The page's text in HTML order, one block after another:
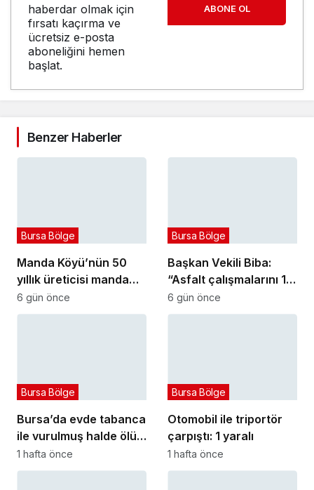
haberdar olmak için
fırsatı kaçırma ve
ücretsiz e-posta
aboneliğini hemen
başlat.
ABONE OL
Benzer Haberler
Manda Köyü’nün 50
yıllık üreticisi manda
sucuğu ve yoğurduyla
fark oluşturdu
Bursa Bölge
6 gün önce
Başkan Vekili Biba:
“Asfalt çalışmalarını 12
kat artırdık”
Bursa Bölge
6 gün önce
Bursa’da evde tabanca
ile vurulmuş halde ölü
bulundu
Bursa Bölge
1 hafta önce
Otomobil ile triportör
çarpıştı: 1 yaralı
Bursa Bölge
1 hafta önce